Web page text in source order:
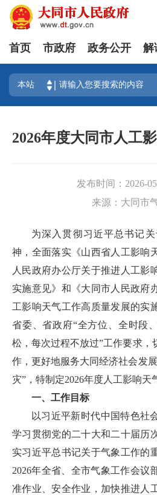
首页 市政府 政务公开 解
本站
2026年度大同市人工
发布时间： 2026-
来源： 大同市
为深入贯彻习近平总书记
神，全面落实《山西省人工影响
人民政府办公厅关于推进人工影
实施意见》和《大同市人民政府
工影响天气工作高质量发展的实
省委、省政府“全方位、全时段
松，每次过程不放过”工作要求，
作，更好地服务大同经济社会发
灾”，特制定2026年度人工影响天
一、工作目标
以习近平新时代中国特色社
学习贯彻党的二十大和二十届历
实习近平总书记关于气象工作的
2026年全省、全市气象工作会议
准作业、安全作业，加快推进人